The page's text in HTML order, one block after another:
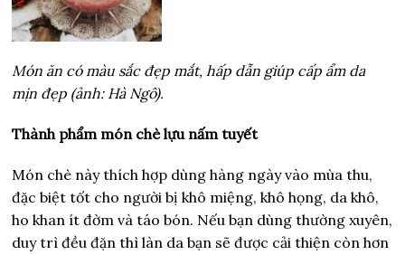
Món ăn có màu sắc đẹp mắt, hấp dẫn giúp cấp ẩm da
mịn đẹp (ảnh: Hà Ngô).
Thành phẩm món chè lựu nấm tuyết
Món chè này thích hợp dùng hàng ngày vào mùa thu,
đặc biệt tốt cho người bị khô miệng, khô họng, da khô,
ho khan ít đờm và táo bón. Nếu bạn dùng thường xuyên,
duy trì đều đặn thì làn da bạn sẽ được cải thiện còn hơn